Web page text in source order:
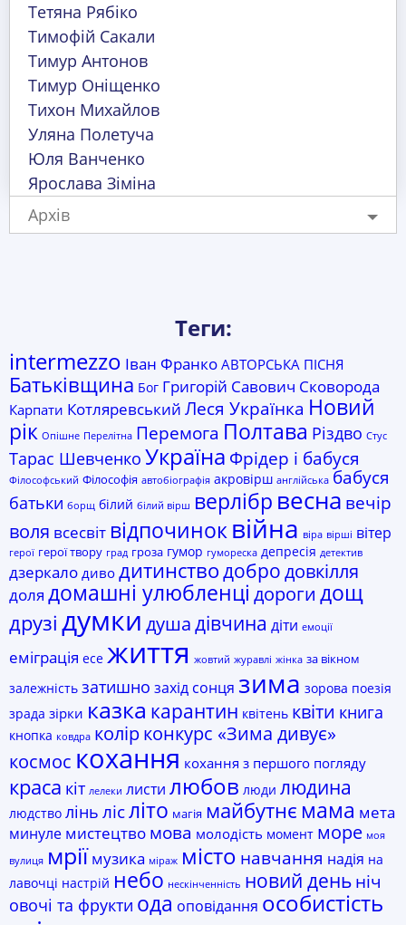
Тетяна Рябіко
Тимофій Сакали
Тимур Антонов
Тимур Оніщенко
Тихон Михайлов
Уляна Полетуча
Юля Ванченко
Ярослава Зіміна
Архів
Теги:
intermezzo Іван Франко АВТОРСЬКА ПІСНЯ
Батьківщина Бог Григорій Савович Сковорода
Карпати Котляревський Леся Українка Новий
рік Опішне Перелітна Перемога Полтава Різдво Стус
Тарас Шевченко Україна Фрідер і бабуся
Філософський Філософія автобіографія акровірш англійська бабуся
батьки борщ білий білий вірш верлібр весна вечір
воля всесвіт відпочиноквійна віра вірші вітер
герої герої твору град гроза гумор гумореска депресія детектив
дзеркало диво дитинстводобродовкілля
доля домашні улюбленці дороги дощ
друзі думки душадівчина діти емоції
еміграція есе життя жовтий журавлі жінка за вікном
залежність затишно захід сонця зима зорова поезія
зрада зірки казка карантин квітень квіти книга
кнопка ковдра колірконкурс «Зима дивує»
космос кохання кохання з першого погляду
краса кіт лелеки листи любов люди людина
людство лінь лісліто магія майбутнє мама мета
минуле мистецтво мова молодість момент море моя
вулиця мрії музика міраж місто навчання надія на
лавочці настрій небо нескінченність новий деньніч
овочі та фрукти ода оповідання особистість